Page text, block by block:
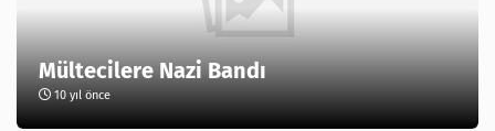
Mültecilere Nazi Bandı
10 yıl önce